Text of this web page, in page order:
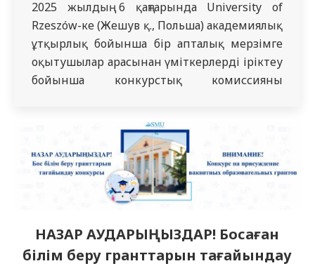
2025 жылдың 6 қаңтарында University of
Rzeszów-ке (Жешув қ., Польша) академиялық
ұтқырлық бойынша бір апталық мерзімге
оқытушылар арасынан үміткерлерді іріктеу
бойынша конкурстық комиссияның
қорытындысы және критериалды бағалау
парақтарының балдарына сәйкес медицина
ғылымдарының кандидаты, профессор Н.А.
Хлопов атындағы анатомия, гистология
және топографиялық анатомия
кафедрасының аға оқытушысы Милюшина…
НАЗАР АУДАРЫҢЫЗДАР! Босаған
білім беру гранттарын тағайындау